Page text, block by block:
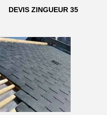
DEVIS ZINGUEUR 35